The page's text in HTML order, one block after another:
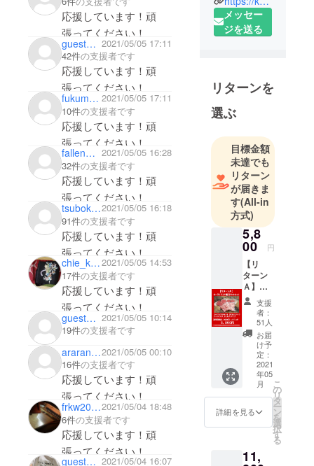
応援しています！頑
張ってください！
guest8e4e589722c4 2021/05/05 17:11
42件の支援者です
応援しています！頑
張ってください！
fukumen_racer 2021/05/05 17:11
10件の支援者です
応援しています！頑
張ってください！
fallenwater85 2021/05/05 16:28
32件の支援者です
応援しています！頑
張ってください！
tsubok1132021/05/05 16:18
91件の支援者です
応援しています！頑
張ってください！
chie_kisaragi2021/05/05 14:53
17件の支援者です
応援しています！頑
張ってください！
guesta5ab87aec464 2021/05/05 10:14
19件の支援者です
araran752021/05/05 00:10
16件の支援者です
応援しています！頑
張ってください！
frkw20042021/05/04 18:48
6件の支援者です
応援しています！頑
張ってください！
guest33749c82e794 2021/05/04 16:07
します。私
は食の台所
ることが大
好きでし
た！将来は
自分が美味
しいと思う
料理を多く
の方に食べ
てもらいた
い！その夢
を叶えるべ
く、創作串
揚げ、鉄板
料理、くわ
焼き店で修
業をしまし
た。そして
それぞれの
良さを掛け
合わせた現
代的な、オ
リジナルの
鉄板串屋が
あったら面
ないか？と
メッセー
ジを送る
リターンを
選ぶ
目標金額
未達でも
リターン
が届きま
す(All-in
方式)
5,8
00 円
【リ
ターン
Ａ】
オース
トラリ
ア産仔
牛の
セット
・フィ
レサイ
コロス
テー
キ ２
００g×
２パッ
ク ・
スライ
支援
者：
51人
お届
け予
定：
2021
年05
月
詳細を見る
こ
の
リ
タ
ー
ン
を
選
択
す
る
11,